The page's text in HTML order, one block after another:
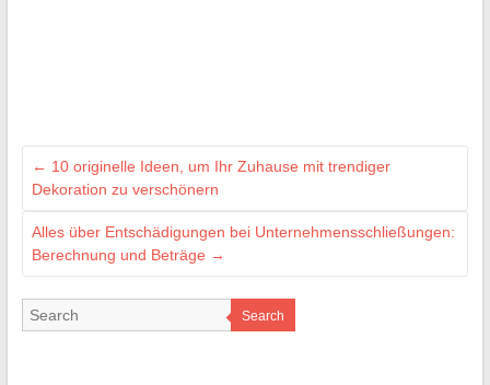
← 10 originelle Ideen, um Ihr Zuhause mit trendiger
Dekoration zu verschönern
Alles über Entschädigungen bei Unternehmensschließungen:
Berechnung und Beträge →
Search